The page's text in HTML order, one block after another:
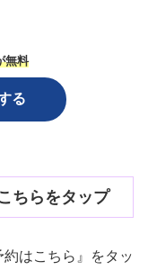
無料
る
ちらをタップ
はこちら』をタッ